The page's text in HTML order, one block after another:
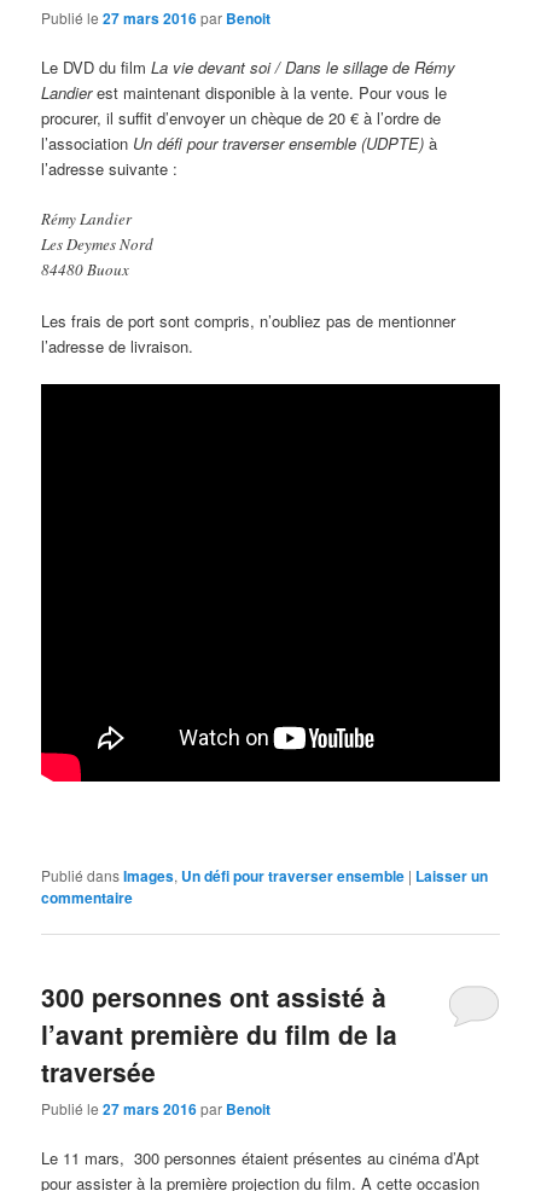
Publié le27 mars 2016par Benoit
Le DVD du filmLa vie devant soi / Dans le sillage de Rémy
Landierest maintenant disponible à la vente. Pour vous le
procurer, il suffit d’envoyer un chèque de 20 € à l’ordre de
l’association Un défi pour traverser ensemble (UDPTE) à
l’adresse suivante :
Rémy Landier
Les Deymes Nord
84480 Buoux
Les frais de port sont compris, n’oubliez pas de mentionner
l’adresse de livraison.
Publié dansImages, Un défi pour traverser ensemble | Laisser un
commentaire
300 personnes ont assisté à
l’avant première du film de la
traversée
Publié le27 mars 2016par Benoit
Le 11 mars, 300 personnes étaient présentes au cinéma d’Apt
pour assister à la première projection du film. A cette occasion